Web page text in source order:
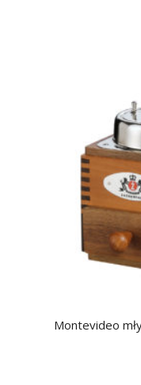
Montevideo